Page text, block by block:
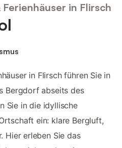
in Flirsch
in Flirsch führen Sie in
Bergdorf abseits des
Sie in die idyllische
ein: klare Bergluft,
Hier erleben Sie das